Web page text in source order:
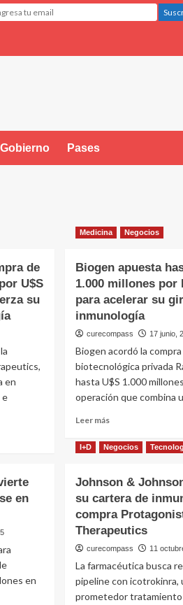
Gobierno Pases
de
U$S
su
en
e
Medicina Negocios
Biogen apuesta
1.000 millones por
para acelerar su
inmunología
curecompass 17 junio,
Biogen acordó la compra
biotecnológica privada
hasta U$S 1.000
operación que combina
Leer másLeer
sobre
hasta
U$S
1.000
millones
por
RayThera
para
acelerar
su
en
en
I+D Negocios
Johnson &
su cartera de
compra
Therapeutics
curecompass 11
La farmacéutica busca
pipeline con icotrokinra,
prometedor tratamiento